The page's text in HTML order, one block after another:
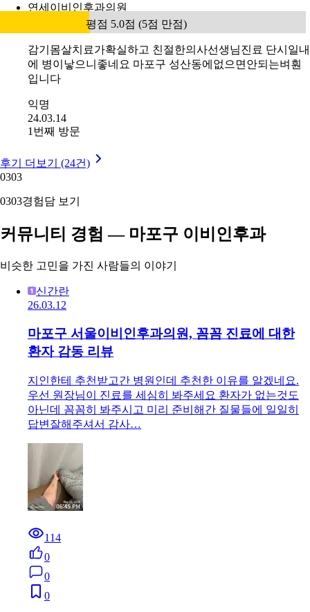
연세이비인후과의원
평점 5.0점 (5점 만점)
감기몸살치료가확실하고 친절한의사선생님진료 단시일내
에 병이낳으니좋네요 마포구 성산동에없으면안되는벼훤
입니다
익명
24.03.14
1번째 방문
후기 더보기 (24건)
0303
0303경험담 보기
커뮤니티 경험 — 마포구 이비인후과
비슷한 고민을 가진 사람들의 이야기
신간란
26.03.12
마포구 서울이비인후과의원, 꼼꼼 진료에 대한
환자 감동 리뷰
지인한테 추천받고간 병원인데 추천한 이유를 알겠네요.
우선 원장님이 진료를 세심히 봐주세요 환자가 없는것도
아닌데 꼼꼼히 봐주시고 미리 준비해간 질물들에 일일히
답변잘해주셔서 감사…
114
0
0
0